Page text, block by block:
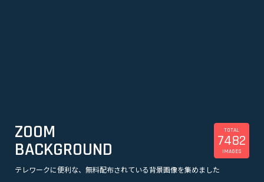
ZOOM
BACKGROUND
テレワークに便利な、無料配布されている背景画像を集めました
TOTAL
7482
IMAGES
美容